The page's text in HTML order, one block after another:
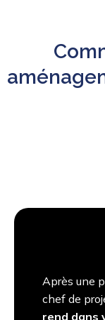
Après une
chef de
rend dans